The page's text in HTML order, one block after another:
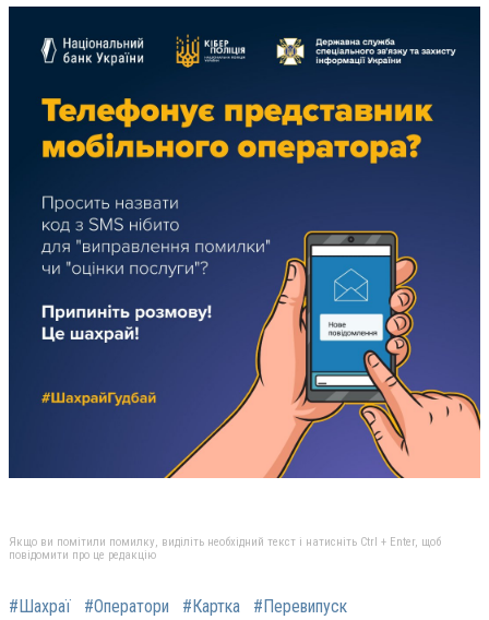
Якщо ви помітили помилку, виділіть необхідний текст і натисніть Ctrl + Enter, щоб
повідомити про це редакцію
#Шахраї #Оператори #Картка #Перевипуск